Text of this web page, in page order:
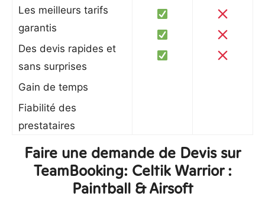
Les meilleurs tarifs
garantis
Des devis rapides et
sans surprises
Gain de temps
Fiabilité des
prestataires
Faire une demande de Devis sur
TeamBooking: Celtik Warrior :
Paintball & Airsoft